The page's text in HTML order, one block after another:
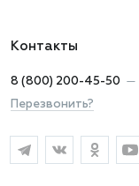
Контакты
8 (800) 200-45-50 —
Перезвонить?